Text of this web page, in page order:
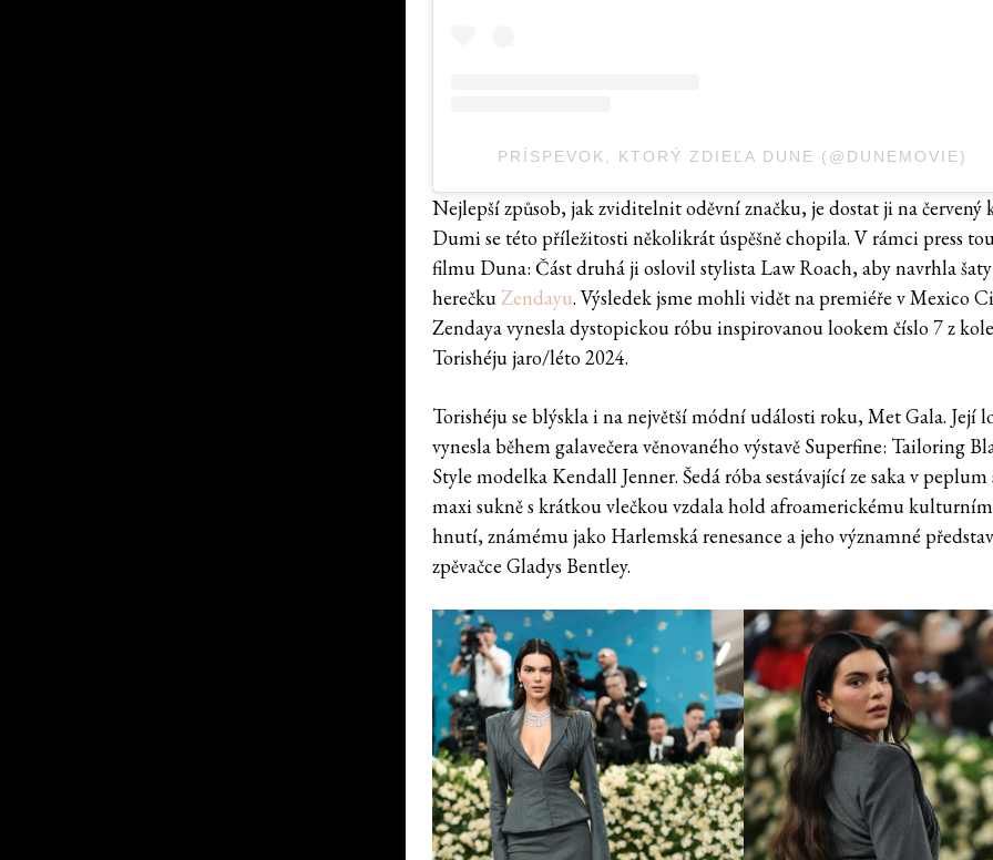
PRÍSPEVOK, KTORÝ ZDIEĽA DUNE (@DUNEMOVIE)
Nejlepší způsob, jak zviditelnit oděvní značku, je dostat ji na červený
Dumi se této příležitosti několikrát úspěšně chopila. V rámci press
filmu Duna: Část druhá ji oslovil stylista Law Roach, aby navrhla
herečkuZendayu. Výsledek jsme mohli vidět na premiéře v Mexico
Zendaya vynesla dystopickou róbu inspirovanou lookem číslo 7 z
Torishéju jaro/léto 2024.
Torishéju se blýskla i na největší módní události roku, Met Gala. Její
vynesla během galavečera věnovaného výstavě Superfine: Tailoring
Style modelka Kendall Jenner. Šedá róba sestávající ze saka v
maxi sukně s krátkou vlečkou vzdala hold afroamerickému
hnutí, známému jako Harlemská renesance a jeho významné
zpěvačce Gladys Bentley.